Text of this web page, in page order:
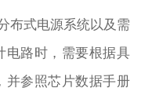
布式电源系统以及需
电路时，需要根据具
并参照芯片数据手册